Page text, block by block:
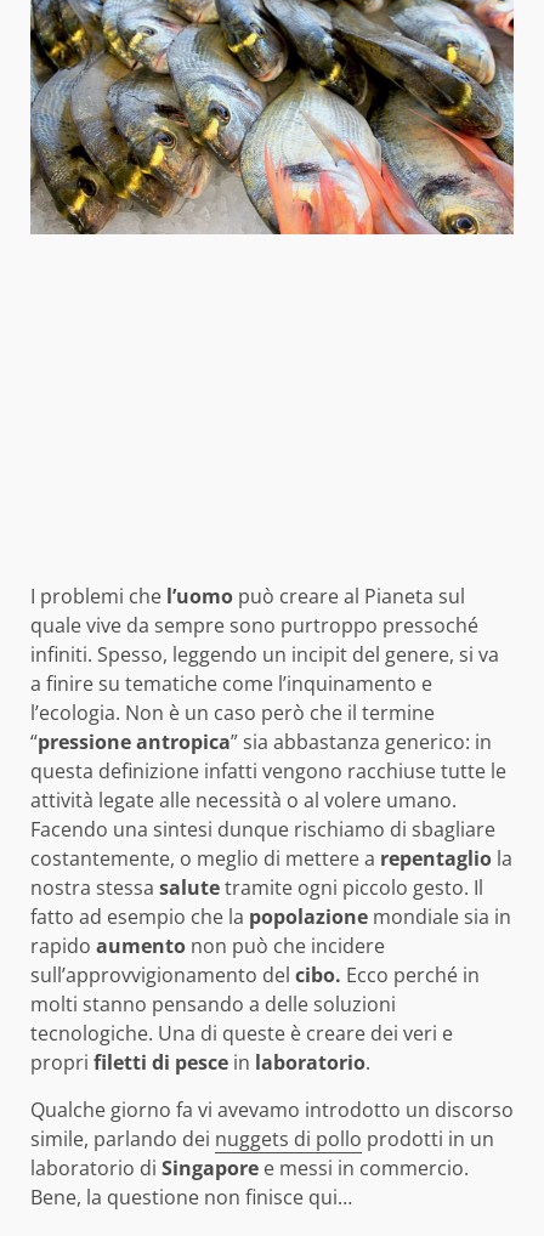
I problemi che l’uomo può creare al Pianeta sul
quale vive da sempre sono purtroppo pressoché
infiniti. Spesso, leggendo un incipit del genere, si va
a finire su tematiche come l’inquinamento e
l’ecologia. Non è un caso però che il termine
“pressione antropica” sia abbastanza generico: in
questa definizione infatti vengono racchiuse tutte le
attività legate alle necessità o al volere umano.
Facendo una sintesi dunque rischiamo di sbagliare
costantemente, o meglio di mettere a repentaglio la
nostra stessa salutetramite ogni piccolo gesto. Il
fatto ad esempio che la popolazione mondiale sia in
rapido aumento non può che incidere
sull’approvvigionamento del cibo. Ecco perché in
molti stanno pensando a delle soluzioni
tecnologiche. Una di queste è creare dei veri e
propri filetti di pesce in laboratorio.
Qualche giorno fa vi avevamo introdotto un discorso
simile, parlando dei nuggets di pollo prodotti in un
laboratorio di Singapore e messi in commercio.
Bene, la questione non finisce qui…